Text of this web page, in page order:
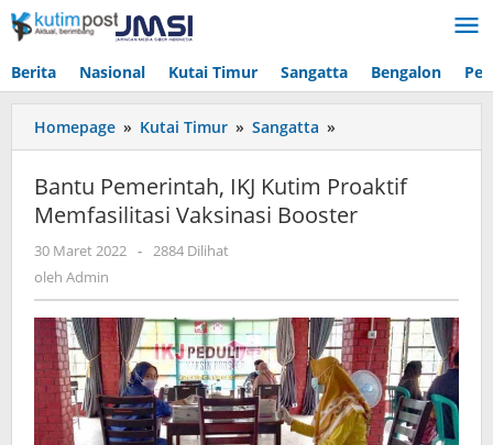
Lewati
ke
Berita Nasional Kutai Timur Sangatta Bengalon
Homepage » Kutai Timur » Sangatta »
Pemerintah,
Kutim
Proaktif
Bantu Pemerintah, IKJ Kutim Proaktif
Memfasilitasi Vaksinasi Booster
30 Maret 2022 oleh
- 2884 Dilihat
oleh Admin